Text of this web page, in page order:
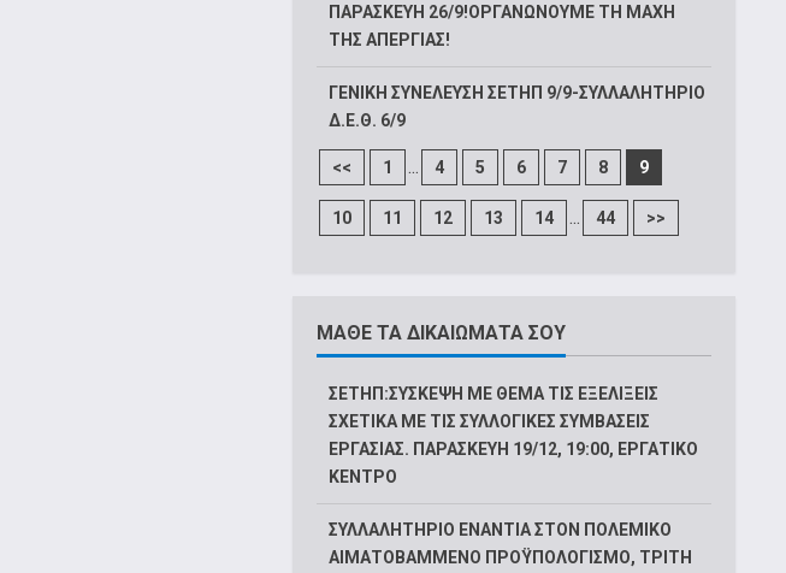
ΠΑΡΑΣΚΕΥΗ 26/9!ΟΡΓΑΝΩΝΟΥΜΕ ΤΗ ΜΑΧΗ
ΤΗΣ ΑΠΕΡΓΙΑΣ!
ΓΕΝΙΚΗ ΣΥΝΕΛΕΥΣΗ ΣΕΤΗΠ 9/9-ΣΥΛΛΑΛΗΤΗΡΙΟ
Δ.Ε.Θ. 6/9
<< 1 4 5 6 7 8 9
10 11 12 13 14 44 >>
ΜΑΘΕ ΤΑ ΔΙΚΑΙΩΜΑΤΑ ΣΟΥ
ΣΕΤΗΠ:ΣΥΣΚΕΨΗ ΜΕ ΘΕΜΑ ΤΙΣ ΕΞΕΛΙΞΕΙΣ
ΣΧΕΤΙΚΑ ΜΕ ΤΙΣ ΣΥΛΛΟΓΙΚΕΣ ΣΥΜΒΑΣΕΙΣ
ΕΡΓΑΣΙΑΣ. ΠΑΡΑΣΚΕΥΗ 19/12, 19:00, ΕΡΓΑΤΙΚΟ
ΚΕΝΤΡΟ
ΣΥΛΛΑΛΗΤΗΡΙΟ ΕΝΑΝΤΙΑ ΣΤΟΝ ΠΟΛΕΜΙΚΟ
ΑΙΜΑΤΟΒΑΜΜΕΝΟ ΠΡΟΫΠΟΛΟΓΙΣΜΟ, ΤΡΙΤΗ